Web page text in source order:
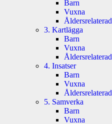
Barn
Vuxna
Åldersrelaterad
3. Kartlägga
Barn
Vuxna
Åldersrelaterad
4. Insatser
Barn
Vuxna
Åldersrelaterad
5. Samverka
Barn
Vuxna